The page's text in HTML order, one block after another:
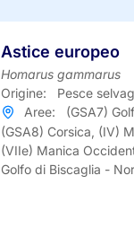
Astice europeo
Homarus gammarus
Origine:
Pesce
Aree:
(GSA7)
(GSA8) Corsica, (IV)
(VIIe) Manica
Golfo di Biscaglia -